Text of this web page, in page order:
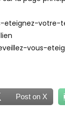
la page
eteignez-votre-
vous-